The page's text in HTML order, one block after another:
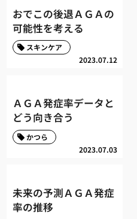
おでこの後退ＡＧＡの
可能性を考える
2023.07.12
スキンケア
ＡＧＡ発症率データと
どう向き合う
2023.07.03
かつら
未来の予測ＡＧＡ発症
率の推移